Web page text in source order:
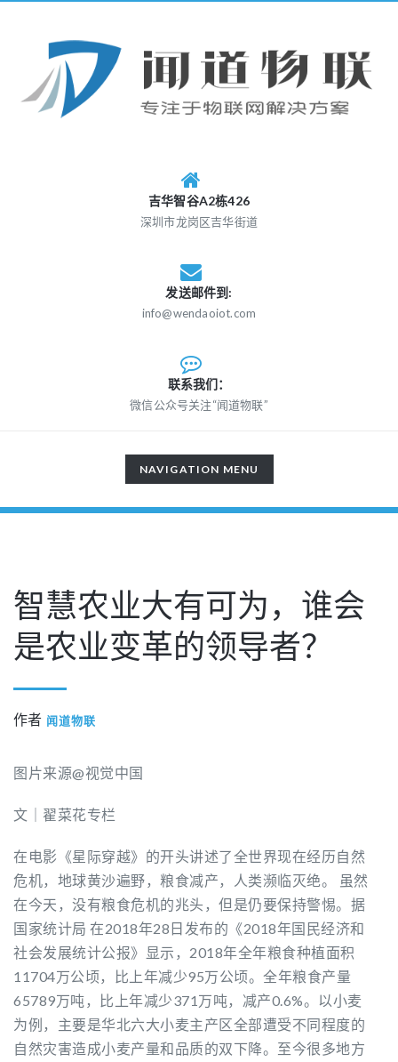
吉华智谷A2栋426
深圳市龙岗区吉华街道
发送邮件到:
info@wendaoiot.com
联系我们：
微信公众号关注“闻道物联”
TOGGLE
NAVIGATION
NAVIGATION MENU
智慧农业大有可为，谁会
是农业变革的领导者？
作者 闻道物联
图片来源@视觉中国
文｜翟菜花专栏
在电影《星际穿越》的开头讲述了全世界现在经历自然
危机，地球黄沙遍野，粮食减产，人类濒临灭绝。 虽然
在今天，没有粮食危机的兆头，但是仍要保持警惕。据
国家统计局 在2018年28日发布的《2018年国民经济和
社会发展统计公报》显示，2018年全年粮食种植面积
11704万公顷，比上年减少95万公顷。全年粮食产量
65789万吨，比上年减少371万吨，减产0.6%。以小麦
为例，主要是华北六大小麦主产区全部遭受不同程度的
自然灾害造成小麦产量和品质的双下降。至今很多地方